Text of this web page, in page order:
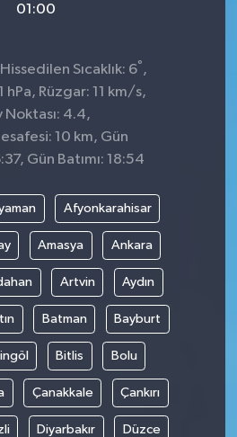
01:00
Sıcaklık: 6° ,
hPa, Rüzgar: 11 km/s,
Noktası: 4.4,
10 km, Gün
Gün Batımı: 18:54
Afyonkarahisar
Amasya Ankara
Artvin Aydın
Batman Bayburt
Bitlis Bolu
Çanakkale Çankırı
Diyarbakır Düzce